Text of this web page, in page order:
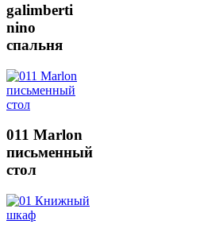
galimberti
nino
спальня
011 Marlon
письменный
стол